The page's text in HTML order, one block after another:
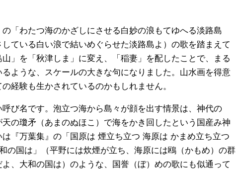
「わたつ海のかざしにさせる白妙の浪もてゆへる淡路島
ている白い浪で結いめぐらせた淡路島よ）の歌を踏まえて
」を「秋津しま」に変え、「稲妻」を配したことで、まる
ような、スケールの大きな句になりました。山水画を得意
経験も生かされているのかもしれません。
呼び名です。泡立つ海から島々が顔を出す情景は、神代の
の瓊矛（あまのぬほこ）で海をかき回したという国産み神
『万葉集』の「国原は 煙立ち立つ 海原は かまめ立ち立つ
の国は」（平野には炊煙が立ち、海原には鴎（かもめ）の群
、大和の国は）のような、国誉（ぼ）めの歌にも似通って